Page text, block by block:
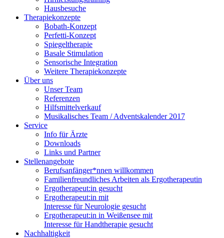
Hausbesuche
Therapiekonzepte
Bobath-Konzept
Perfetti-Konzept
Spiegeltherapie
Basale Stimulation
Sensorische Integration
Weitere Therapiekonzepte
Über uns
Unser Team
Referenzen
Hilfsmittelverkauf
Musikalisches Team / Adventskalender 2017
Service
Info für Ärzte
Downloads
Links und Partner
Stellenangebote
Berufsanfänger*nnen willkommen
Familienfreundliches Arbeiten als Ergotherapeutin
Ergotherapeut:in gesucht
Ergotherapeut:in mit
Interesse für Neurologie gesucht
Ergotherapeut:in in Weißensee mit
Interesse für Handtherapie gesucht
Nachhaltigkeit